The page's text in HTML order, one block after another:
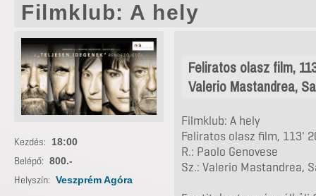
Filmklub: A hely
Feliratos olasz film,
Valerio Mastandrea,
Filmklub: A hely
Feliratos olasz film, 113'
R.: Paolo Genovese
Sz.: Valerio Mastandrea,
Kezdés: 18:00
Belépő: 800.-
Helyszín: Veszprém Agóra